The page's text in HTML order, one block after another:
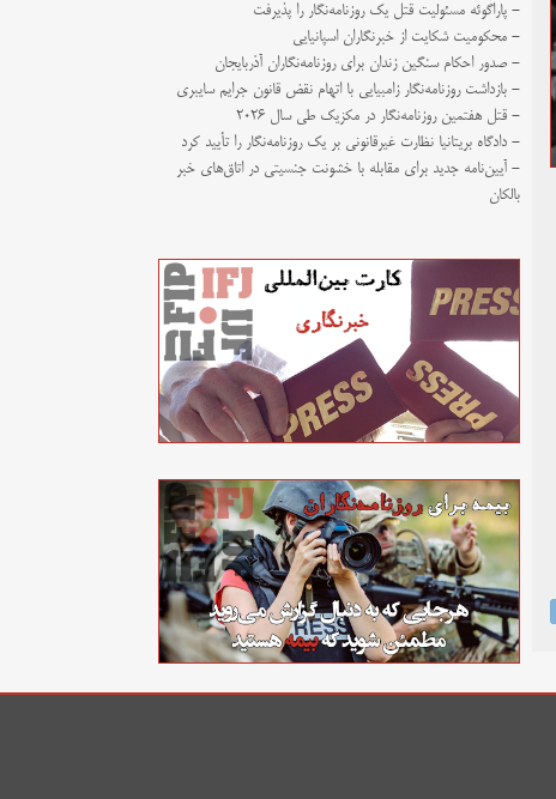
- پاراگوئه مسئولیت قتل یک روزنامه‌نگار را پذیرفت
- محکومیت شکایت از خبرنگاران اسپانیایی
- صدور احکام سنگین زندان برای روزنامه‌نگاران آذربایجان
- بازداشت روزنامه‌نگار زامبیایی با اتهام نقض قانون جرایم سایبری
- قتل هفتمین روزنامه‌نگار در مکزیک طی سال ۲۰۲۶
- دادگاه بریتانیا نظارت غیرقانونی بر یک روزنامه‌نگار را تأیید کرد
- آیین‌نامه جدید برای مقابله با خشونت جنسیتی در اتاق‌های خبر
بالکان